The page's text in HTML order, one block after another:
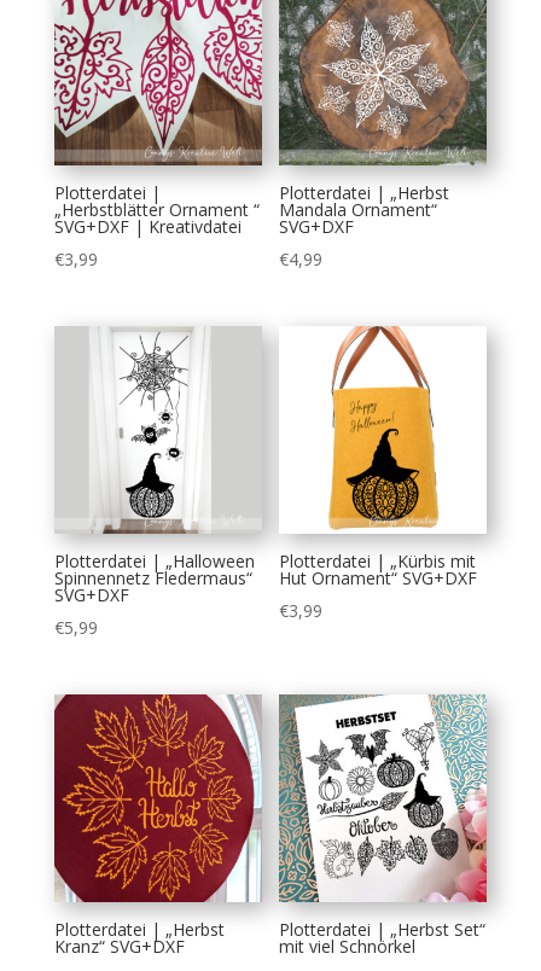
Plotterdatei |
„Herbstblätter Ornament “
SVG+DXF | Kreativdatei
€3,99
Plotterdatei | „Herbst
Mandala Ornament“
SVG+DXF
€4,99
Plotterdatei | „Halloween
Spinnennetz Fledermaus“
SVG+DXF
€5,99
Plotterdatei | „Kürbis mit
Hut Ornament“ SVG+DXF
€3,99
Plotterdatei | „Herbst
Kranz“ SVG+DXF
Plotterdatei | „Herbst Set“
mit viel Schnörkel